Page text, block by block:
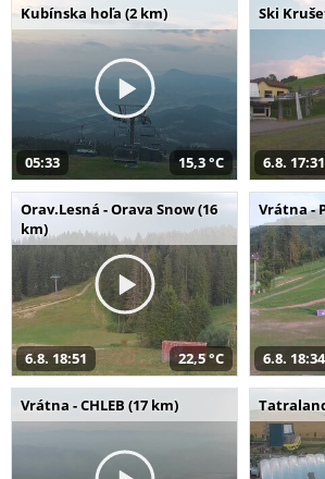
Kubínska hoľa (2 km)
05:33 15,3 °C
Ski
6.8. 17:31
Orav.Lesná - Orava Snow (16
km)
6.8. 18:51 22,5 °C
Vrátna -
6.8. 18:34
Vrátna - CHLEB (17 km)